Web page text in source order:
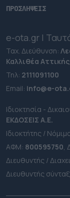
ΠΡΟΣΛΗΨΕΙΣ
e-ota.gr |
Ταχ. Διεύθυνση:
Καλλιθέα Αττικής
Τηλ: 2111091100
Εmail: info@e-
Ιδιοκτησία -
ΕΚΔΟΣΕΙΣ A.E.
Ιδιοκτήτης /
ΑΦΜ: 800595750,
Διευθυντής /
Διευθυντής